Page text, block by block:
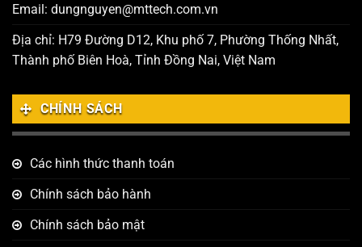
Email: dungnguyen@mttech.com.vn
Địa chỉ: H79 Đường D12, Khu phố 7, Phường Thống Nhất,
Thành phố Biên Hoà, Tỉnh Đồng Nai, Việt Nam
CHÍNH SÁCH
Các hình thức thanh toán
Chính sách bảo hành
Chính sách bảo mật